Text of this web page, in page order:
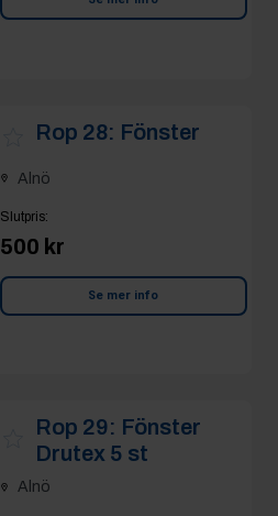
Rop 28: Fönster
Alnö
Slutpris:
500 kr
Se mer info
Rop 29: Fönster
Drutex 5 st
Alnö